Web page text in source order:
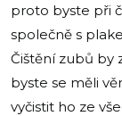
proto byste při
společně s
Čištění zubů by
byste se měli
vyčistit ho ze